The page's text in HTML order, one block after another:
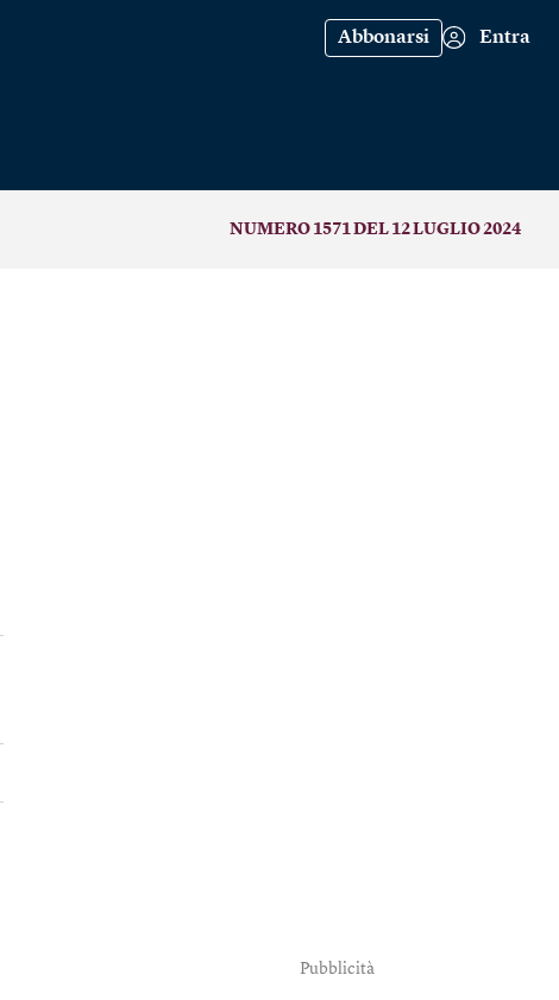
Abbonarsi Entra
NUMERO 1571 DEL 12 LUGLIO 2024
Pubblicità